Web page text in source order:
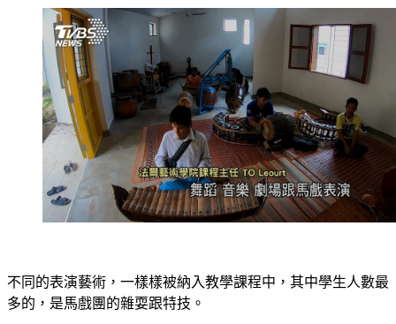
多的，是馬戲團的雜耍跟特技。